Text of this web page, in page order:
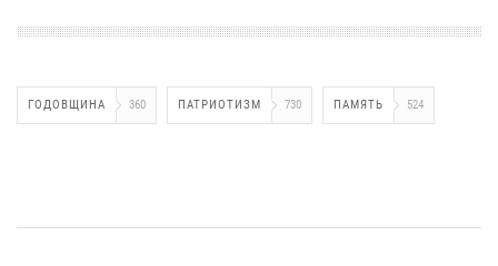
ГОДОВЩИНА 360 ПАТРИОТИЗМ 730 ПАМЯТЬ 524